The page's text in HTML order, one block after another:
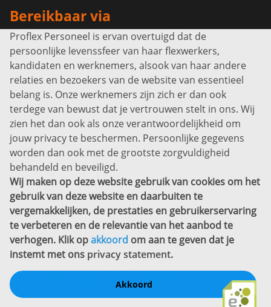
Bereikbaar via
Info@proflexpersoneel.nl
Bel ons:+31 (0)85 0450040
Prins Willem-Alexanderlaan 301
7311 SW Apeldoorn
Disclaimer
Privacyverklaring
Sitemap
Copyright
Bekijk ook eens
Proflex Personeel is ervan overtuigd dat de
persoonlijke levenssfeer van haar flexwerkers,
kandidaten en werknemers, alsook van haar andere
relaties en bezoekers van de website van essentieel
belang is. Onze werknemers zijn zich er dan ook
terdege van bewust dat je vertrouwen stelt in ons. Wij
zien het dan ook als onze verantwoordelijkheid om
jouw privacy te beschermen. Persoonlijke gegevens
worden dan ook met de grootste zorgvuldigheid
behandeld en beveiligd.
Wij maken op deze website gebruik van cookies om het
gebruik van deze website en daarbuiten te
vergemakkelijken, de prestaties en gebruikerservaring
te verbeteren en de relevantie van het aanbod te
verhogen. Klik opakkoord om aan te geven dat je
instemt met ons privacy statement.
Akkoord